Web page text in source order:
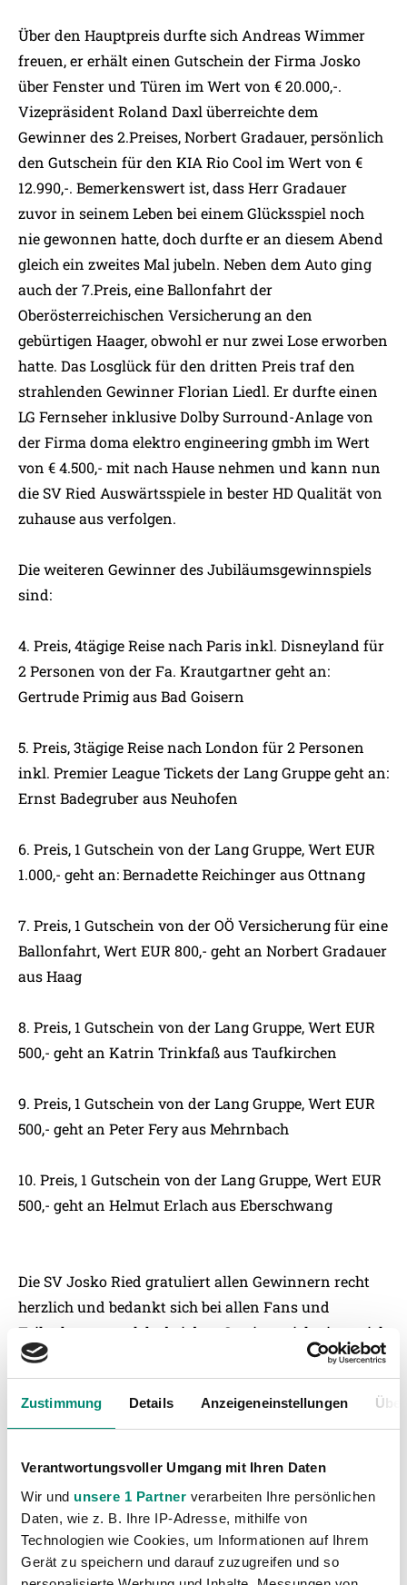
Zustimmung Details Anzeigeneinstellungen
Verantwortungsvoller Umgang mit Ihren Daten
Wir und unsere 1 Partner verarbeiten Ihre persönlichen
Daten, wie z. B. Ihre IP-Adresse, mithilfe von
Technologien wie Cookies, um Informationen auf Ihrem
Gerät zu speichern und darauf zuzugreifen und so
Über den Hauptpreis durfte sich Andreas Wimmer
freuen, er erhält einen Gutschein der Firma Josko
über Fenster und Türen im Wert von € 20.000,-.
Vizepräsident Roland Daxl überreichte dem
Gewinner des 2.Preises, Norbert Gradauer, persönlich
den Gutschein für den KIA Rio Cool im Wert von €
12.990,-. Bemerkenswert ist, dass Herr Gradauer
zuvor in seinem Leben bei einem Glücksspiel noch
nie gewonnen hatte, doch durfte er an diesem Abend
gleich ein zweites Mal jubeln. Neben dem Auto ging
auch der 7.Preis, eine Ballonfahrt der
Oberösterreichischen Versicherung an den
gebürtigen Haager, obwohl er nur zwei Lose erworben
hatte. Das Losglück für den dritten Preis traf den
strahlenden Gewinner Florian Liedl. Er durfte einen
LG Fernseher inklusive Dolby Surround-Anlage von
der Firma doma elektro engineering gmbh im Wert
von € 4.500,- mit nach Hause nehmen und kann nun
die SV Ried Auswärtsspiele in bester HD Qualität von
zuhause aus verfolgen.
Die weiteren Gewinner des Jubiläumsgewinnspiels
sind:
4. Preis, 4tägige Reise nach Paris inkl. Disneyland für
2 Personen von der Fa. Krautgartner geht an:
Gertrude Primig aus Bad Goisern
5. Preis, 3tägige Reise nach London für 2 Personen
inkl. Premier League Tickets der Lang Gruppe geht an:
Ernst Badegruber aus Neuhofen
6. Preis, 1 Gutschein von der Lang Gruppe, Wert EUR
1.000,- geht an: Bernadette Reichinger aus Ottnang
7. Preis, 1 Gutschein von der OÖ Versicherung für eine
Ballonfahrt, Wert EUR 800,- geht an Norbert Gradauer
aus Haag
8. Preis, 1 Gutschein von der Lang Gruppe, Wert EUR
500,- geht an Katrin Trinkfaß aus Taufkirchen
9. Preis, 1 Gutschein von der Lang Gruppe, Wert EUR
500,- geht an Peter Fery aus Mehrnbach
10. Preis, 1 Gutschein von der Lang Gruppe, Wert EUR
500,- geht an Helmut Erlach aus Eberschwang
Die SV Josko Ried gratuliert allen Gewinnern recht
herzlich und bedankt sich bei allen Fans und
Teilnehmern, welche bei dem Gewinnspiel mitgespielt
haben. Der Dank gilt auch den Sponsoren für die
Bereitstellung der Sachpreise. Alle Gewinner werden
schriftlich verständigt. Der Rechtsweg ist
ausgeschlossen.